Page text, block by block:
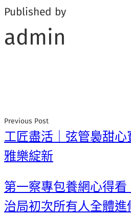
Published by
admin
Previous Post
工匠盡活｜弦管裊甜
雅樂綻新
第一察專包養網心得
治局初次所有人全體